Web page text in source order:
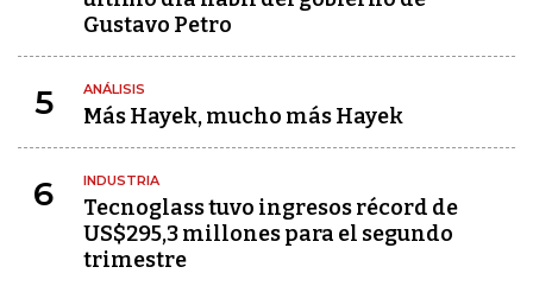
Gustavo Petro
5 ANÁLISIS
Más Hayek, mucho más Hayek
6 INDUSTRIA
Tecnoglass tuvo ingresos récord de
US$295,3 millones para el segundo
trimestre